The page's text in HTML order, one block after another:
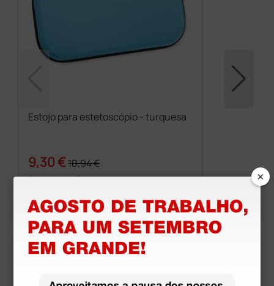
Estojo para estetoscópio - turquesa
9,30 €10,94 €
(Preço sem IVA)
1 unidade
Produtos similares
×